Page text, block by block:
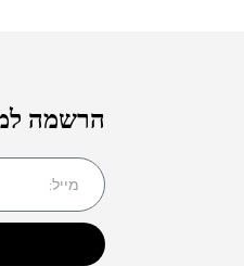
תמצית שילג'יט 400מ"ג בקפסולות
הרשמה